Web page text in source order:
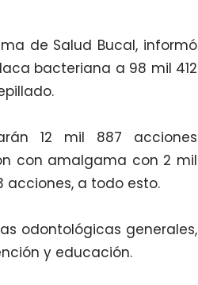
de Salud Bucal, informó
bacteriana a 98 mil 412
12 mil 887 acciones
con amalgama con 2 mil
acciones, a todo esto.
odontológicas generales,
y educación.